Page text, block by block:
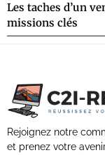
Les taches d’un
missions clés
Rejoignez notre
et prenez votre